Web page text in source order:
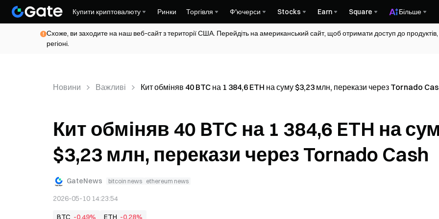
Купити криптовалюту Ринки Торгівля Ф'ючерси Stocks Earn Square Більше
Схоже, ви заходите на наш веб-сайт з території США. Перейдіть на американський сайт, щоб отримати доступ до
регіоні.
Новини Важливі Кит обміняв 40 BTC на 1 384,6 ETH на суму $3,23 млн, перекази через Tornado
Кит обміняв 40 BTC на 1 384,6 ETH на
$3,23 млн, перекази через Tornado Cash
GateNews bitcoin news ethereum news
2026-05-10 14:23:54
BTC -0,49% ETH -0,28%